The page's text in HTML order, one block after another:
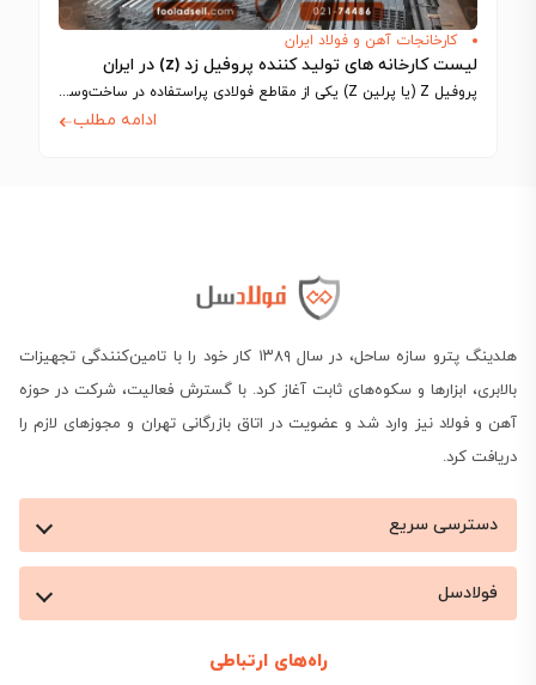
کارخانجات آهن و فولاد ایران
لیست کارخانه های تولید کننده پروفیل زد (z) در ایران
پروفیل Z (یا پرلین Z) یکی از مقاطع فولادی پراستفاده در ساخت‌وساز سوله‌ها و…
ادامه مطلب
هلدینگ پترو سازه ساحل، در سال ۱۳۸۹ کار خود را با تامین‌کنندگی تجهیزات
بالابری، ابزارها و سکوه‌های ثابت آغاز کرد. با گسترش فعالیت، شرکت در حوزه
آهن و فولاد نیز وارد شد و عضویت در اتاق بازرگانی تهران و مجوزهای لازم را
دریافت کرد.
دسترسی سریع
فولادسل
راه‌های ارتباطی